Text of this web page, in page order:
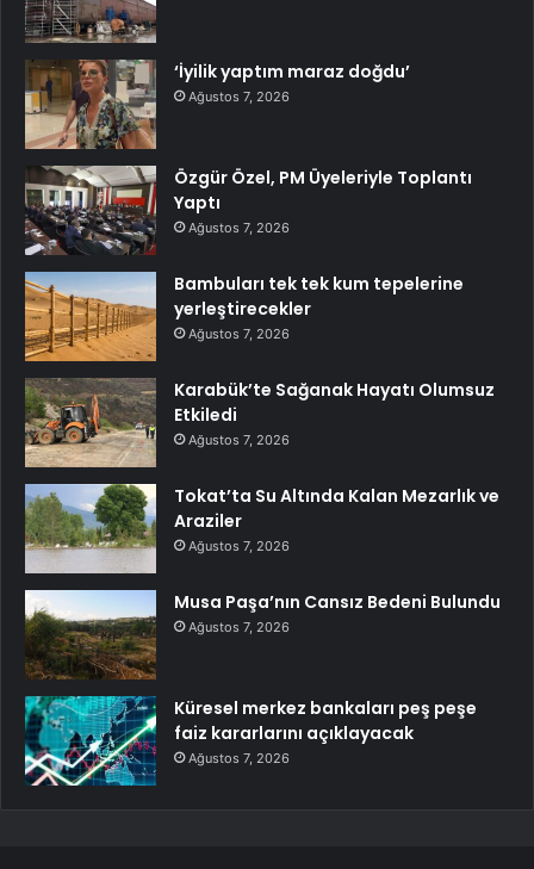
‘İyilik yaptım maraz doğdu’
Ağustos 7, 2026
Özgür Özel, PM Üyeleriyle Toplantı
Yaptı
Ağustos 7, 2026
Bambuları tek tek kum tepelerine
yerleştirecekler
Ağustos 7, 2026
Karabük’te Sağanak Hayatı Olumsuz
Etkiledi
Ağustos 7, 2026
Tokat’ta Su Altında Kalan Mezarlık ve
Araziler
Ağustos 7, 2026
Musa Paşa’nın Cansız Bedeni Bulundu
Ağustos 7, 2026
Küresel merkez bankaları peş peşe
faiz kararlarını açıklayacak
Ağustos 7, 2026